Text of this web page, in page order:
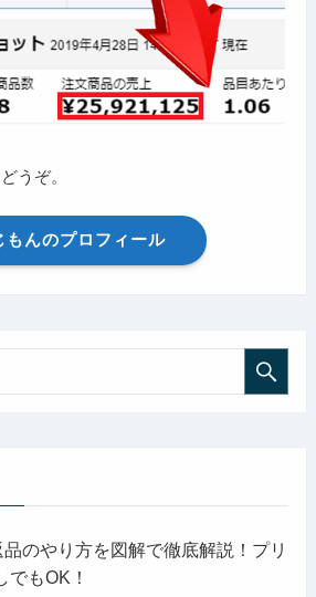
うぞ。
もんのプロフィール
のやり方を図解で徹底解説！プリ
でもOK！